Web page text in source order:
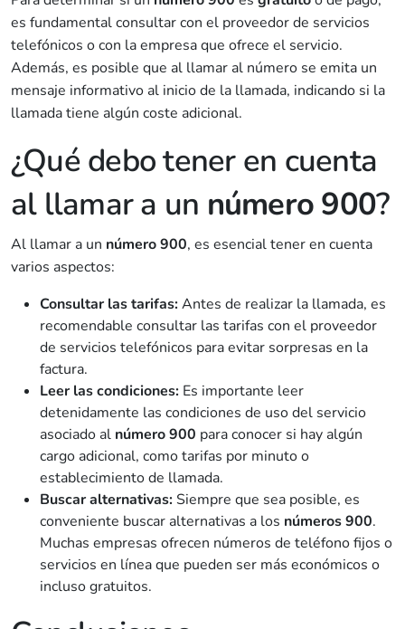
es fundamental consultar con el proveedor de servicios
telefónicos o con la empresa que ofrece el servicio.
Además, es posible que al llamar al número se emita un
mensaje informativo al inicio de la llamada, indicando si la
llamada tiene algún coste adicional.
¿Qué debo tener en cuenta
al llamar a un número 900?
Al llamar a un número 900, es esencial tener en cuenta
varios aspectos:
Consultar las tarifas:Antes de realizar la llamada, es
recomendable consultar las tarifas con el proveedor
de servicios telefónicos para evitar sorpresas en la
factura.
Leer las condiciones: Es importante leer
detenidamente las condiciones de uso del servicio
asociado al número 900 para conocer si hay algún
cargo adicional, como tarifas por minuto o
establecimiento de llamada.
Buscar alternativas:Siempre que sea posible, es
conveniente buscar alternativas a los números 900.
Muchas empresas ofrecen números de teléfono fijos o
servicios en línea que pueden ser más económicos o
incluso gratuitos.